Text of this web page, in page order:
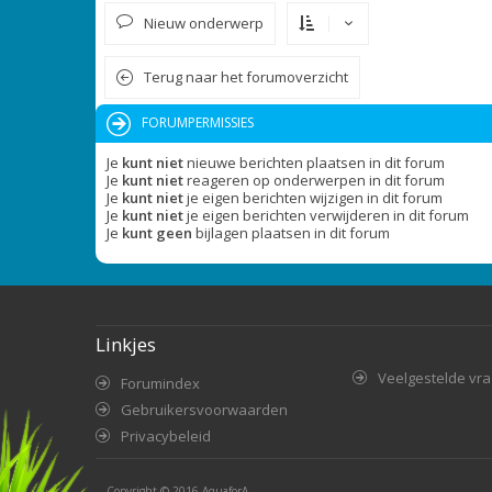
Nieuw onderwerp
Terug naar het forumoverzicht
FORUMPERMISSIES
Je kunt nietnieuwe berichten plaatsen in dit forum
Je kunt nietreageren op onderwerpen in dit forum
Je kunt nietje eigen berichten wijzigen in dit forum
Je kunt nietje eigen berichten verwijderen in dit forum
Je kunt geen bijlagen plaatsen in dit forum
Linkjes
Forumindex
Gebruikersvoorwaarden
Privacybeleid
Veelgestelde